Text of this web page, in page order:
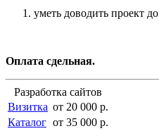
уметь доводить проект
Оплата сдельная.
Разработка сайтов
Визитка от 20 000 р.
Каталог от 35 000 р.